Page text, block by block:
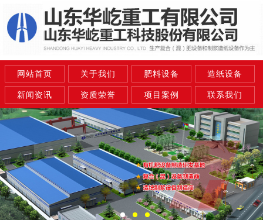
网站首页 关于我们 肥料设备 造纸设备
新闻资讯 资质荣誉 项目案例 联系我们